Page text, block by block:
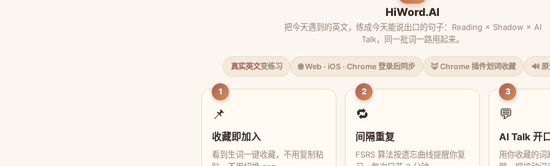
HiWord.AI
把今天遇到的英文，练成今天能说出口的句子：Reading × Shadow × AI
Talk，同一批词一路用起来。
真实英文变练习 🌐 Web · iOS · Chrome 登录后同步 🦊 Chrome 插件划词收藏 🔊
1
📌
收藏即加入
看到生词一键收藏，不用复制粘
2
🔁
间隔重复
FSRS 算法按遗忘曲线提醒你复
3
💬
AI Talk 开
用你收藏的词